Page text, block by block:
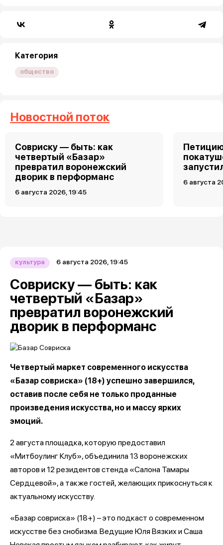
Категория
общество
Новостной поток
Совриску — быть: как
четвертый «Базар»
превратил воронежский
дворик в перформанс
6 августа 2026, 19:45
6 августа
культура 6 августа 2026, 19:45
Совриску — быть: как
четвертый «Базар»
превратил воронежский
дворик в перформанс
Четвертый маркет современного искусства
«Базар совриска» (18+) успешно завершился,
оставив после себя не только проданные
произведения искусства, но и массу ярких
эмоций.
2 августа площадка, которую предоставил
«Митбоулинг Клуб», объединила 13 воронежских
авторов и 12 резидентов стенда «Салона Тамары
Сердцевой», а также гостей, желающих прикоснуться к
актуальному искусству.
«Базар совриска» (18+) – это подкаст о современном
искусстве без снобизма. Ведущие Юля Вязких и Саша